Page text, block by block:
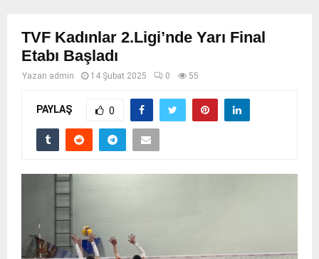
TVF Kadınlar 2.Ligi’nde Yarı Final
Etabı Başladı
Yazan admin 14 Şubat 2025 0 55
PAYLAŞ 0